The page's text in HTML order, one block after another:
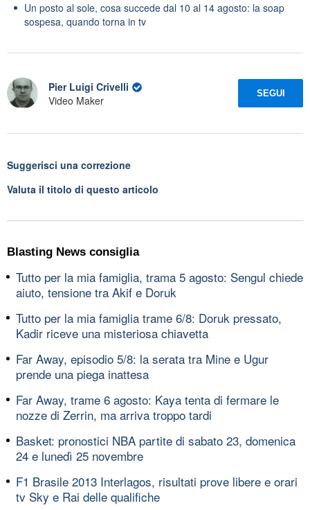
Un posto al sole, cosa succede dal 10 al 14 agosto: la soap
sospesa, quando torna in tv
Pier Luigi Crivelli
Video Maker
SEGUI
Suggerisci una correzione
Valuta il titolo di questo articolo
Blasting News consiglia
Tutto per la mia famiglia, trama 5 agosto: Sengul chiede
aiuto, tensione tra Akif e Doruk
Tutto per la mia famiglia trame 6/8: Doruk pressato,
Kadir riceve una misteriosa chiavetta
Far Away, episodio 5/8: la serata tra Mine e Ugur
prende una piega inattesa
Far Away, trame 6 agosto: Kaya tenta di fermare le
nozze di Zerrin, ma arriva troppo tardi
Basket: pronostici NBA partite di sabato 23, domenica
24 e lunedì 25 novembre
F1 Brasile 2013 Interlagos, risultati prove libere e orari
tv Sky e Rai delle qualifiche